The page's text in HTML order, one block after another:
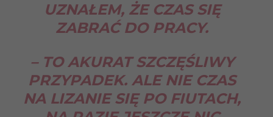
UZNAŁEM, ŻE CZAS SIĘ
ZABRAĆ DO PRACY.
– TO AKURAT SZCZĘŚLIWY
PRZYPADEK. ALE NIE CZAS
NA LIZANIE SIĘ PO FIUTACH,